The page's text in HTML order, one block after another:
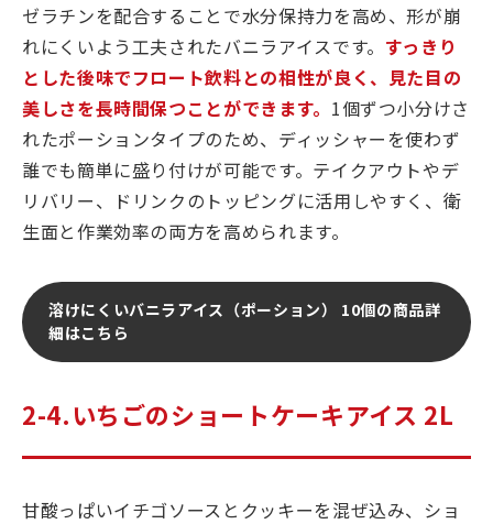
ゼラチンを配合することで水分保持力を高め、形が崩
れにくいよう工夫されたバニラアイスです。 すっきり
とした後味でフロート飲料との相性が良く、見た目の
美しさを長時間保つことができます。 1個ずつ小分けさ
れたポーションタイプのため、ディッシャーを使わず
誰でも簡単に盛り付けが可能です。テイクアウトやデ
リバリー、ドリンクのトッピングに活用しやすく、衛
生面と作業効率の両方を高められます。
溶けにくいバニラアイス（ポーション） 10個の商品詳
細はこちら
2-4.いちごのショートケーキアイス 2L
甘酸っぱいイチゴソースとクッキーを混ぜ込み、ショ